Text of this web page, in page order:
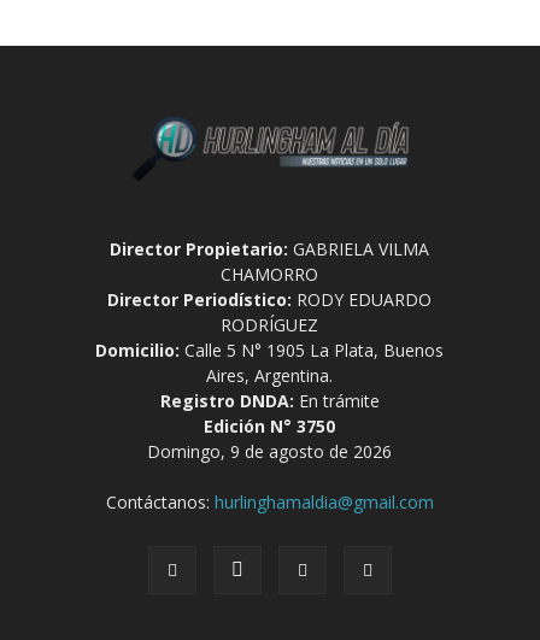
Director Propietario: GABRIELA VILMA
CHAMORRO
Director Periodístico: RODY EDUARDO
RODRÍGUEZ
Domicilio: Calle 5 N° 1905 La Plata, Buenos
Aires, Argentina.
Registro DNDA: En trámite
Edición N° 3750
Domingo, 9 de agosto de 2026
Contáctanos: hurlinghamaldia@gmail.com